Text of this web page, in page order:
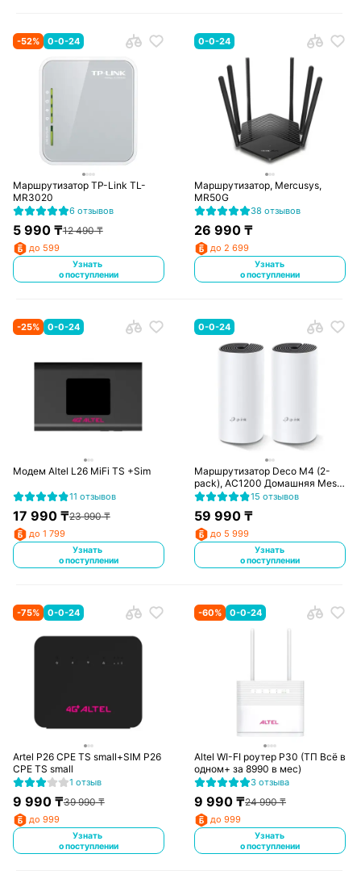
-52% 0-0-24
Маршрутизатор TP-Link TL-
MR3020
6 отзывов
5 990₸12 490₸
до 599
Узнать
о поступлении
0-0-24
Маршрутизатор, Mercusys,
MR50G
38 отзывов
26 990 ₸
до 2 699
Узнать
о поступлении
-25% 0-0-24
Модем Altel L26 MiFi TS +Sim
11 отзывов
17 990₸23 990₸
до 1 799
Узнать
о поступлении
0-0-24
Маршрутизатор Deco M4 (2-
pack), AC1200 Домашняя Mesh
Wi-Fi система15 отзывов
59 990 ₸
до 5 999
Узнать
о поступлении
-75% 0-0-24
Artel P26 CPE TS small+SIM P26
CPE TS small
1 отзыв
9 990₸39 990₸
до 999
Узнать
о поступлении
-60% 0-0-24
Altel WI-FI роутер P30 (ТП Всё в
одном+ за 8990 в мес)
3 отзыва
9 990 ₸24 990₸
до 999
Узнать
о поступлении